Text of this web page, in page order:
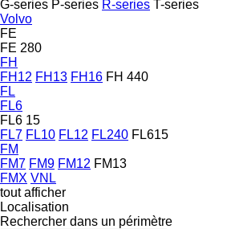
G-series P-series R-series T-series
Volvo
FE
FE 280
FH
FH12 FH13 FH16 FH 440
FL
FL6
FL6 15
FL7 FL10 FL12 FL240 FL615
FM
FM7 FM9 FM12 FM13
FMX VNL
tout afficher
Localisation
Rechercher dans un périmètre